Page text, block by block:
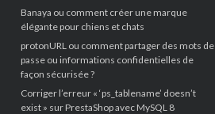
Banaya ou comment créer une marque
élégante pour chiens et chats
protonURL ou comment partager des mots de
passe ou informations confidentielles de
façon sécurisée ?
Corriger l’erreur « ‘ps_tablename’ doesn’t
exist » sur PrestaShop avec MySQL 8